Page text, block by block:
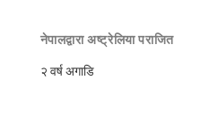
नेपालद्वारा अष्ट्रेलिया पराजित
२ वर्ष अगाडि